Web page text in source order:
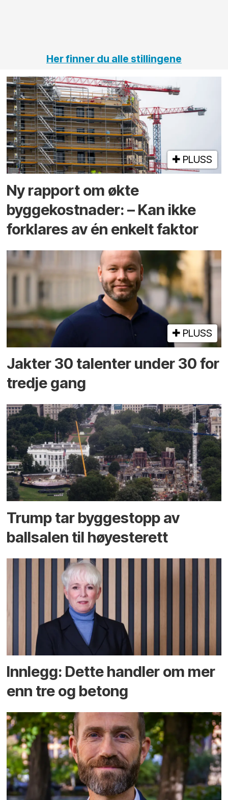
Her finner du alle stillingene
PLUSS
Ny rapport om økte
byggekostnader: – Kan ikke
forklares av én enkelt faktor
PLUSS
Jakter 30 talenter under 30 for
tredje gang
Trump tar byggestopp av
ballsalen til høyesterett
Innlegg: Dette handler om mer
enn tre og betong